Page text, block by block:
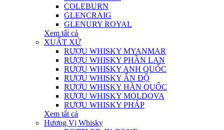
COLEBURN
GLENCRAIG
GLENURY ROYAL
Xem tất cả
XUẤT XỨ
RƯỢU WHISKY MYANMAR
RƯỢU WHISKY PHẦN LAN
RƯỢU WHISKY ANH QUỐC
RƯỢU WHISKY ẤN ĐỘ
RƯỢU WHISKY HÀN QUỐC
RƯỢU WHISKY MOLDOVA
RƯỢU WHISKY PHÁP
Xem tất cả
Hương Vị Whisky